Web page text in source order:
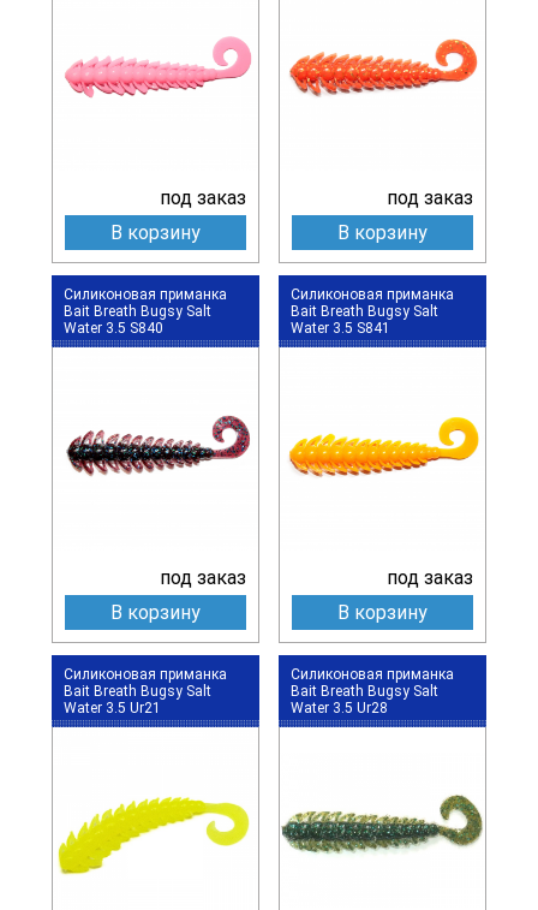
под заказ
В корзину
под заказ
В корзину
Силиконовая приманка
Bait Breath Bugsy Salt
Water 3.5 S840
под заказ
В корзину
Силиконовая приманка
Bait Breath Bugsy Salt
Water 3.5 S841
под заказ
В корзину
Силиконовая приманка
Bait Breath Bugsy Salt
Water 3.5 Ur21
Силиконовая приманка
Bait Breath Bugsy Salt
Water 3.5 Ur28